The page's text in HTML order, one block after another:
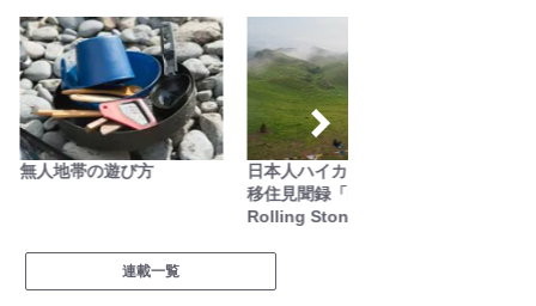
無人地帯の遊び方
日本人ハイカーのネパール
移住見聞録「Like a
Rolling Stone」
連載一覧